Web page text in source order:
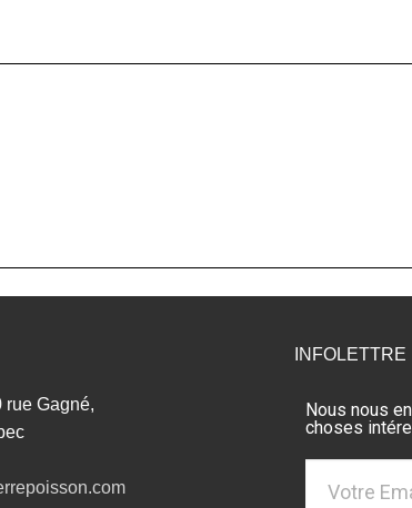
rue Gagné,
INFOLETTRE
Nous nous
choses